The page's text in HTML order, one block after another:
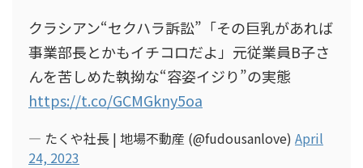
クラシアン“セクハラ訴訟”「その巨乳があれば
事業部長とかもイチコロだよ」元従業員B子さ
んを苦しめた執拗な“容姿イジり”の実態
https://t.co/GCMGkny5oa
— たくや社長 | 地場不動産 (@fudousanlove) April
24, 2023